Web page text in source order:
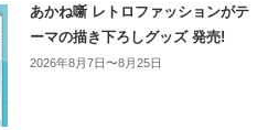
あかね噺 レトロファッションがテ
ーマの描き下ろしグッズ 発売!
2026年8月7日〜8月25日